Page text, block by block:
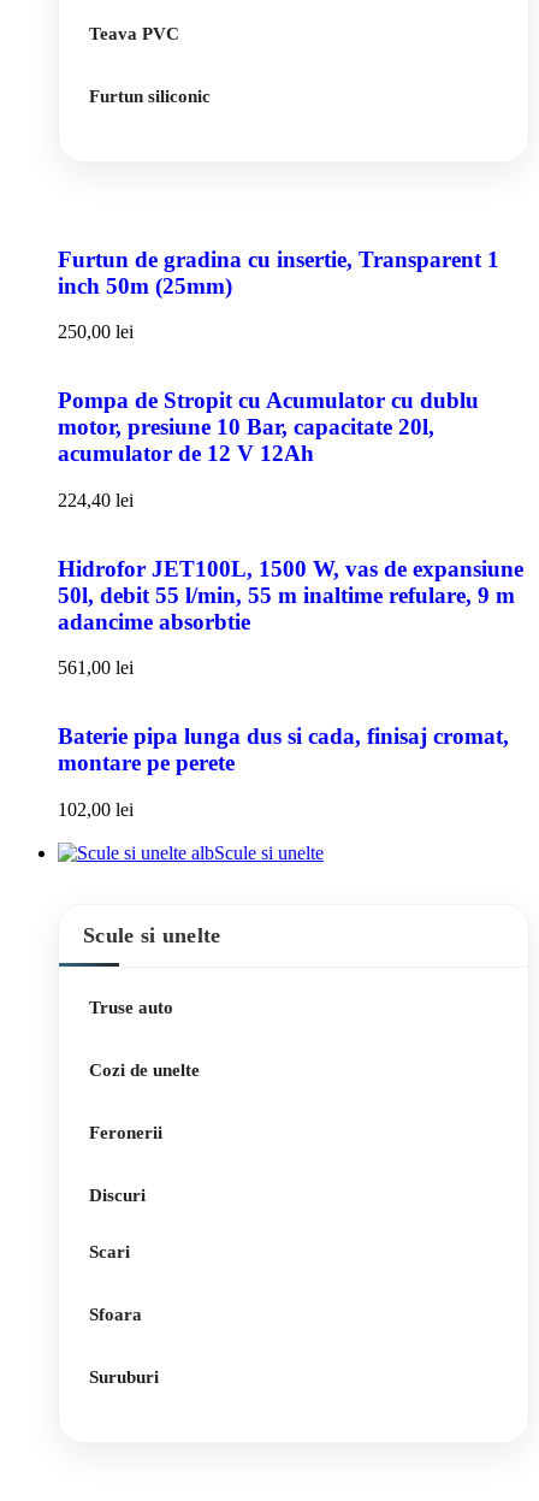
Teava PVC
Furtun siliconic
Furtun de gradina cu insertie, Transparent 1
inch 50m (25mm)
250,00 lei
Pompa de Stropit cu Acumulator cu dublu
motor, presiune 10 Bar, capacitate 20l,
acumulator de 12 V 12Ah
224,40 lei
Hidrofor JET100L, 1500 W, vas de expansiune
50l, debit 55 l/min, 55 m inaltime refulare, 9 m
adancime absorbtie
561,00 lei
Baterie pipa lunga dus si cada, finisaj cromat,
montare pe perete
102,00 lei
Scule si unelte
Scule si unelte
Truse auto
Cozi de unelte
Feronerii
Discuri
Scari
Sfoara
Suruburi